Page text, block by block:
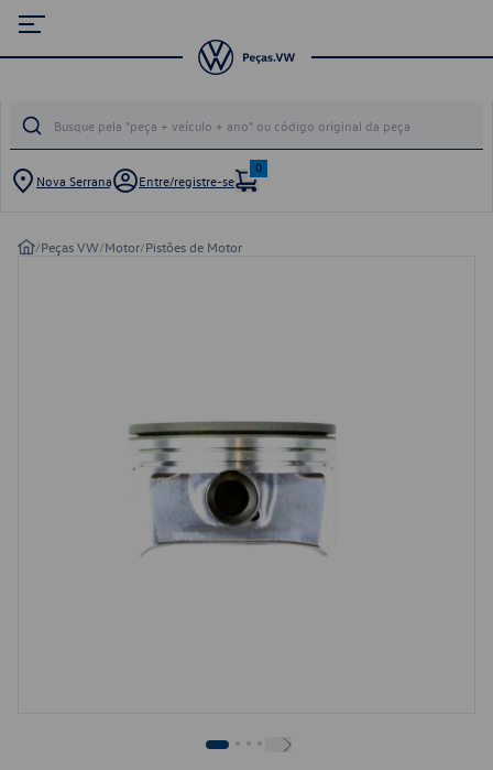
Nova Serrana Entre/registre-se
0
/Peças VW/Motor/Pistões de Motor